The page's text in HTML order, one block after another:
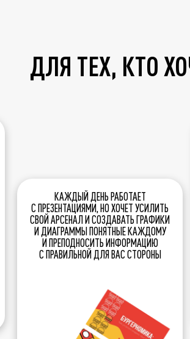
ДЛЯ ТЕХ, КТО
КАЖДЫЙ ДЕНЬ РАБОТАЕТ
С ПРЕЗЕНТАЦИЯМИ, НО ХОЧЕТ УСИЛИТЬ
СВОЙ АРСЕНАЛ И СОЗДАВАТЬ ГРАФИКИ
И ДИАГРАММЫ ПОНЯТНЫЕ КАЖДОМУ
И ПРЕПОДНОСИТЬ ИНФОРМАЦИЮ
С ПРАВИЛЬНОЙ ДЛЯ ВАС СТОРОНЫ